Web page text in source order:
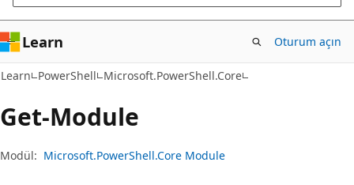
Learn Oturum açın
Learn PowerShell Microsoft.PowerShell.Core
Get-Module
Modül: Microsoft.PowerShell.Core Module